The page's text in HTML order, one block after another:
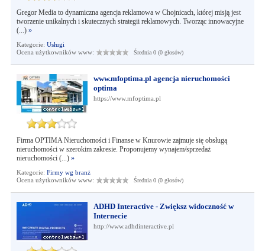
Gregor Media to dynamiczna agencja reklamowa w Chojnicach, której misją jest
tworzenie unikalnych i skutecznych strategii reklamowych. Tworząc innowacyjne
(...) »
Kategorie: Usługi
Ocena użytkowników www:
Średnia 0 (0 głosów)
www.mfoptima.pl agencja nieruchomości
optima
https://www.mfoptima.pl
Firma OPTIMA Nieruchomości i Finanse w Knurowie zajmuje się obsługą
nieruchomości w szerokim zakresie. Proponujemy wynajem/sprzedaż
nieruchomości (...) »
Kategorie: Firmy wg branż
Ocena użytkowników www:
Średnia 0 (0 głosów)
ADHD Interactive - Zwiększ widoczność w
Internecie
http://www.adhdinteractive.pl